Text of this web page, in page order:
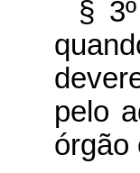
§
pelo
órgão